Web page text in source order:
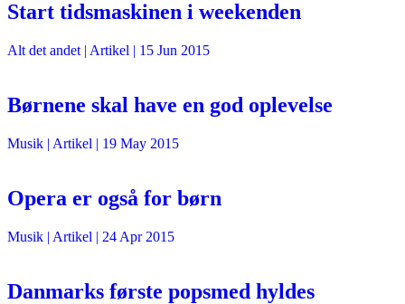
Start tidsmaskinen i weekenden
Alt det andet | Artikel | 15 Jun 2015
Børnene skal have en god oplevelse
Musik | Artikel | 19 May 2015
Opera er også for børn
Musik | Artikel | 24 Apr 2015
Danmarks første popsmed hyldes